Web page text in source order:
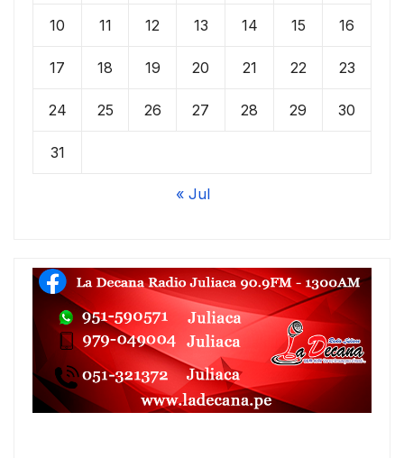
10 11 12 13 14 15 16
17 18 19 20 21 22 23
24 25 26 27 28 29 30
31
« Jul